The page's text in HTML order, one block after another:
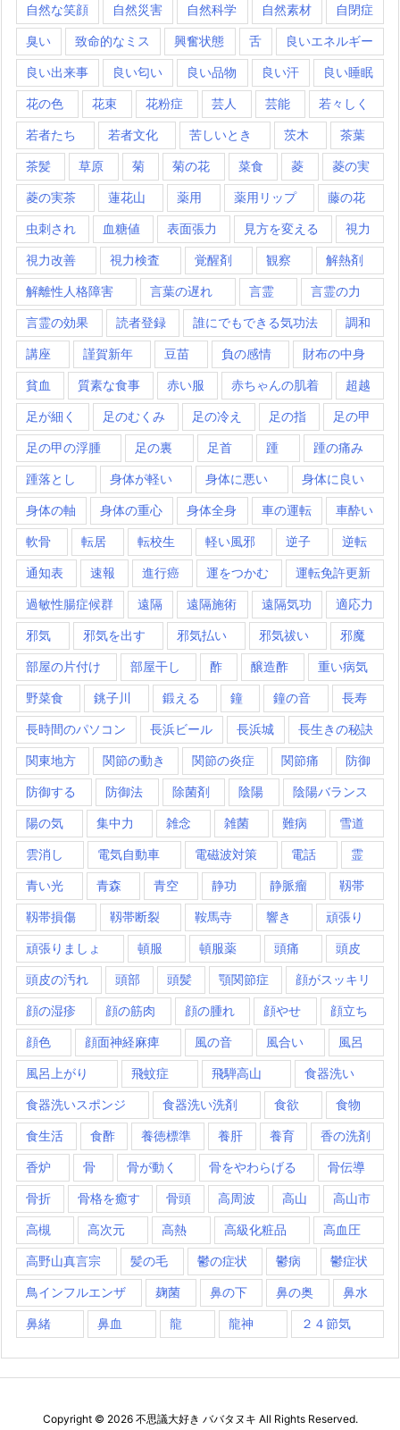
自然な笑顔 自然災害 自然科学 自然素材 自閉症
臭い 致命的なミス 興奮状態 舌 良いエネルギー
良い出来事 良い匂い 良い品物 良い汗 良い睡眠
花の色 花束 花粉症 芸人 芸能 若々しく
若者たち 若者文化 苦しいとき 茨木 茶葉
茶髪 草原 菊 菊の花 菜食 菱 菱の実
菱の実茶 蓮花山 薬用 薬用リップ 藤の花
虫刺され 血糖値 表面張力 見方を変える 視力
視力改善 視力検査 覚醒剤 観察 解熱剤
解離性人格障害 言葉の遅れ 言霊 言霊の力
言霊の効果 読者登録 誰にでもできる気功法 調和
講座 謹賀新年 豆苗 負の感情 財布の中身
貧血 質素な食事 赤い服 赤ちゃんの肌着 超越
足が細く 足のむくみ 足の冷え 足の指 足の甲
足の甲の浮腫 足の裏 足首 踵 踵の痛み
踵落とし 身体が軽い 身体に悪い 身体に良い
身体の軸 身体の重心 身体全身 車の運転 車酔い
軟骨 転居 転校生 軽い風邪 逆子 逆転
通知表 速報 進行癌 運をつかむ 運転免許更新
過敏性腸症候群 遠隔 遠隔施術 遠隔気功 適応力
邪気 邪気を出す 邪気払い 邪気祓い 邪魔
部屋の片付け 部屋干し 酢 醸造酢 重い病気
野菜食 銚子川 鍛える 鐘 鐘の音 長寿
長時間のパソコン 長浜ビール 長浜城 長生きの秘訣
関東地方 関節の動き 関節の炎症 関節痛 防御
防御する 防御法 除菌剤 陰陽 陰陽バランス
陽の気 集中力 雑念 雑菌 難病 雪道
雲消し 電気自動車 電磁波対策 電話 霊
青い光 青森 青空 静功 静脈瘤 靱帯
靱帯損傷 靱帯断裂 鞍馬寺 響き 頑張り
頑張りましょ 頓服 頓服薬 頭痛 頭皮
頭皮の汚れ 頭部 頭髪 顎関節症 顔がスッキリ
顔の湿疹 顔の筋肉 顔の腫れ 顔やせ 顔立ち
顔色 顔面神経麻痺 風の音 風合い 風呂
風呂上がり 飛蚊症 飛騨高山 食器洗い
食器洗いスポンジ 食器洗い洗剤 食欲 食物
食生活 食酢 養徳標準 養肝 養育 香の洗剤
香炉 骨 骨が動く 骨をやわらげる 骨伝導
骨折 骨格を癒す 骨頭 高周波 高山 高山市
高槻 高次元 高熱 高級化粧品 高血圧
高野山真言宗 髪の毛 鬱の症状 鬱病 鬱症状
鳥インフルエンザ 麹菌 鼻の下 鼻の奥 鼻水
鼻緒 鼻血 龍 龍神 ２４節気
Copyright © 2026 不思議大好き ババタヌキ All Rights Reserved.